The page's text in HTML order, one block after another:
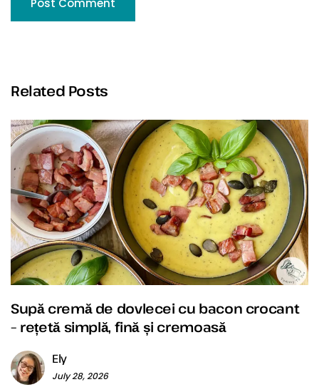
Related Posts
Supă cremă de dovlecei cu bacon crocant
– rețetă simplă, fină și cremoasă
Ely
July 28, 2026